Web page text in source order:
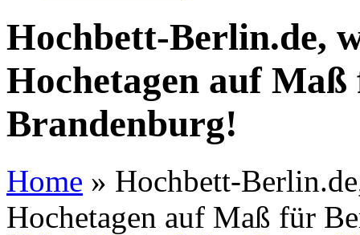
Hochbett-Berlin.de,
Hochetagen auf
Brandenburg!
Home » Hochbett-
Hochetagen auf Maß für